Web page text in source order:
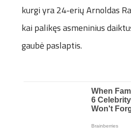
kurgi yra 24-erių Arnoldas
kai palikęs asmeninius
gaubė paslaptis.